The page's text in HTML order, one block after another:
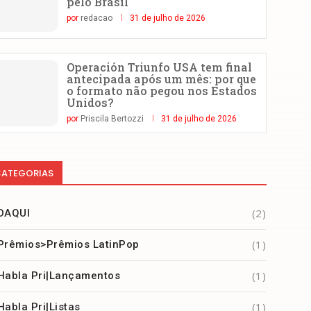
por redacao 31 de julho de 2026
Operación Triunfo USA tem final
antecipada após um mês: por que
o formato não pegou nos Estados
Unidos?
por Priscila Bertozzi 31 de julho de 2026
(2)
LatinPop (1)
Pri|Lançamentos (1)
Pri|Listas (1)